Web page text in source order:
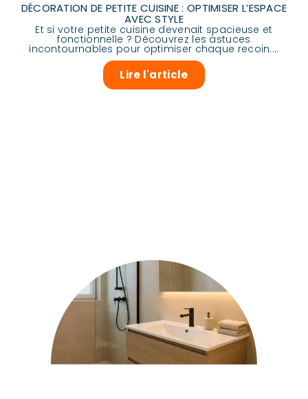
DÉCORATION DE PETITE CUISINE : OPTIMISER L’ESPACE
AVEC STYLE
Et si votre petite cuisine devenait spacieuse et
fonctionnelle ? Découvrez les astuces
incontournables pour optimiser chaque recoin....
Lire l'article